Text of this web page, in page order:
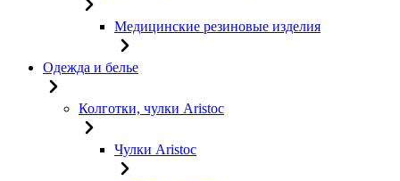
Медицинские резиновые изделия
Одежда и белье
Колготки, чулки Aristoc
Чулки Aristoc